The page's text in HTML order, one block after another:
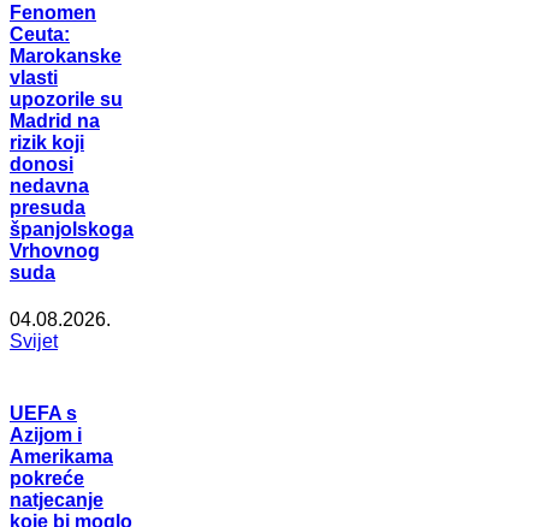
Fenomen
Ceuta:
Marokanske
vlasti
upozorile su
Madrid na
rizik koji
donosi
nedavna
presuda
španjolskoga
Vrhovnog
suda
04.08.2026.
Svijet
UEFA s
Azijom i
Amerikama
pokreće
natjecanje
koje bi moglo